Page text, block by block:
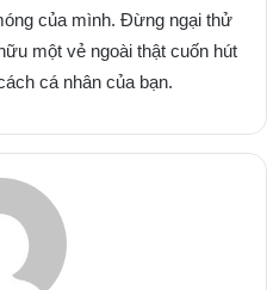
của mình. Đừng ngại thử
một vẻ ngoài thật cuốn hút
cá nhân của bạn.